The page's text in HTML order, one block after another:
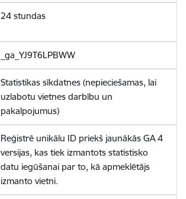
24 stundas
_ga_YJ9T6LPBWW
Statistikas sīkdatnes (nepieciešamas, lai
uzlabotu vietnes darbību un
pakalpojumus)
Reģistrē unikālu ID priekš jaunākās GA 4
versijas, kas tiek izmantots statistisko
datu iegūšanai par to, kā apmeklētājs
izmanto vietni.